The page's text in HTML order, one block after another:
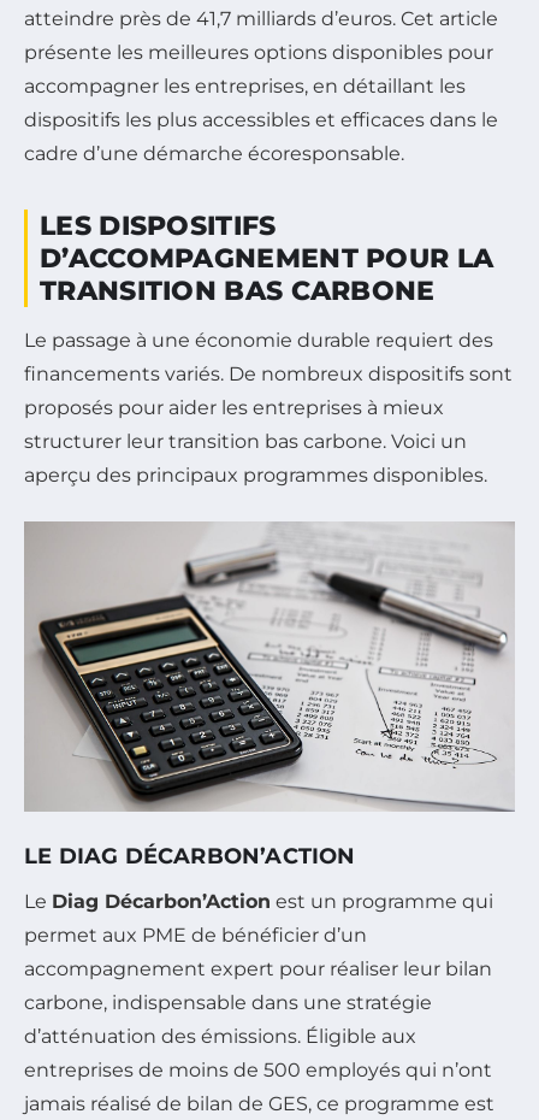
atteindre près de 41,7 milliards d’euros. Cet article
présente les meilleures options disponibles pour
accompagner les entreprises, en détaillant les
dispositifs les plus accessibles et efficaces dans le
cadre d’une démarche écoresponsable.
LES DISPOSITIFS
D’ACCOMPAGNEMENT POUR LA
TRANSITION BAS CARBONE
Le passage à une économie durable requiert des
financements variés. De nombreux dispositifs sont
proposés pour aider les entreprises à mieux
structurer leur transition bas carbone. Voici un
aperçu des principaux programmes disponibles.
LE DIAG DÉCARBON’ACTION
Le Diag Décarbon’Action est un programme qui
permet aux PME de bénéficier d’un
accompagnement expert pour réaliser leur bilan
carbone, indispensable dans une stratégie
d’atténuation des émissions. Éligible aux
entreprises de moins de 500 employés qui n’ont
jamais réalisé de bilan de GES, ce programme est